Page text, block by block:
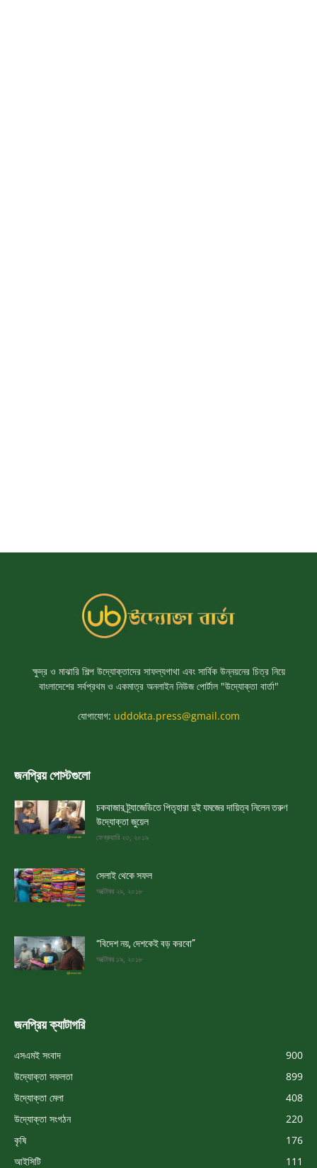
ক্ষুদ্র ও মাঝারি শিল্প উদ্যোক্তাদের সাফল্যগাথা এবং সার্বিক উন্নয়নের চিত্র নিয়ে
বাংলাদেশের সর্বপ্রথম ও একমাত্র অনলাইন নিউজ পোর্টাল "উদ্যোক্তা বার্তা"
যোগাযোগ: uddokta.press@gmail.com
জনপ্রিয় পোস্টগুলো
চকবাজার ট্র্যাজেডিতে পিতৃহারা দুই যমজের দায়িত্ব নিলেন তরুণ
উদ্যোক্তা জুয়েল
ফেব্রুয়ারি ২৩, ২০১৯
সেলাই থেকে সফল
অক্টোবর ২৯, ২০১৮
“বিদেশ নয়, দেশকেই বড় করবো”
অক্টোবর ১৯, ২০১৮
জনপ্রিয় ক্যাটাগরি
এসএমই সংবাদ
900
উদ্যোক্তা সফলতা
899
উদ্যোক্তা মেলা
408
উদ্যোক্তা সংগঠন
220
কৃষি
176
আইসিটি
111